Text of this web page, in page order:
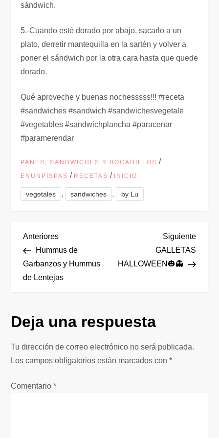
sándwich.
5.-Cuando esté dorado por abajo, sacarlo a un
plato, derretir mantequilla en la sartén y volver a
poner el sándwich por la otra cara hasta que quede
dorado.
Qué aproveche y buenas nochesssss!!! #receta
#sandwiches #sandwich #sandwichesvegetale
#vegetables #sandwichplancha #paracenar
#paramerendar
PANES, SANDWICHES Y BOCADILLOS /
ENUNPISPAS / RECETAS / INICIO
vegetales , sandwiches , by Lu
N
a
v
g
a
Entrada
anterior
Anteriores
Hummus de
Garbanzos y Hummus
de Lentejas
Siguiente
GALLETAS
HALLOWEEN🎃👻
Deja una respuesta
Tu dirección de correo electrónico no será publicada.
Los campos obligatorios están marcados con*
Comentario*